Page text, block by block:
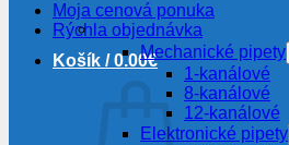
Moja cenová ponuka
Rýchla objednávka
Košík /0.00€
Mechanické pipety
1-kanálové
8-kanálové
12-kanálové
Elektronické pipety